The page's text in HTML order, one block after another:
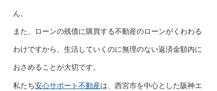
ん。
また、ローンの残債に購買する不動産のローンがくわわる
わけですから、生活していくのに無理のない返済金額内に
おさめることが大切です。
私たち安心サポート不動産は、西宮市を中心とした阪神エ